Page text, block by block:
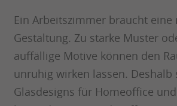
Ein Arbeitszimmer braucht eine
Gestaltung. Zu starke Muster
auffällige Motive können den
unruhig wirken lassen. Deshalb
Glasdesigns für Homeoffice